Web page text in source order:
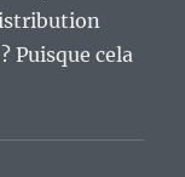
Puisque cela